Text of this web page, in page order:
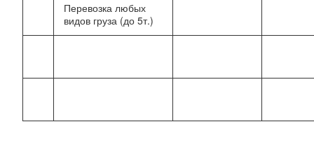
Перевозка любых
видов груза (до 5т.)